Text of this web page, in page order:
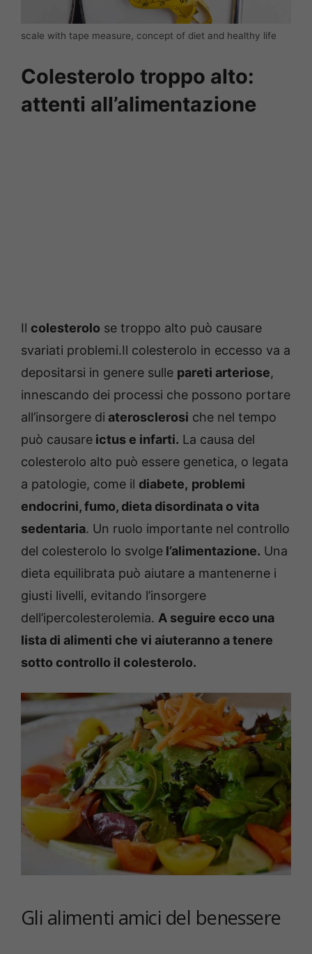
scale with tape measure, concept of diet and healthy life
Colesterolo troppo alto:
attenti all’alimentazione
Il colesterolo se troppo alto può causare
svariati problemi.Il colesterolo in eccesso va a
depositarsi in genere sulle pareti arteriose,
innescando dei processi che possono portare
all’insorgere di aterosclerosi che nel tempo
può causare ictus e infarti. La causa del
colesterolo alto può essere genetica, o legata
a patologie, come il diabete, problemi
endocrini, fumo, dieta disordinata o vita
sedentaria. Un ruolo importante nel controllo
del colesterolo lo svolge l’alimentazione. Una
dieta equilibrata può aiutare a mantenerne i
giusti livelli, evitando l’insorgere
dell’ipercolesterolemia. A seguire ecco una
lista di alimenti che vi aiuteranno a tenere
sotto controllo il colesterolo.
Gli alimenti amici del benessere